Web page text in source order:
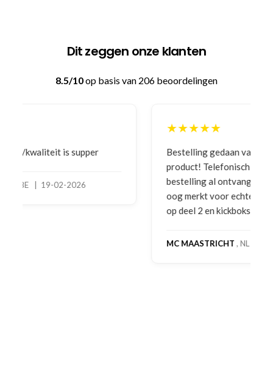
Dit zeggen onze klanten
8.5/10op basis van 206 beoordelingen
Bestelling gedaan vanwege goede prijzen en
product! Telefonisch contact gehad en 1e deel
bestelling al ontvangen met gifts, waardoor je
oog merkt voor echte service. Nu nog wachten
, NL | 11-02-2026